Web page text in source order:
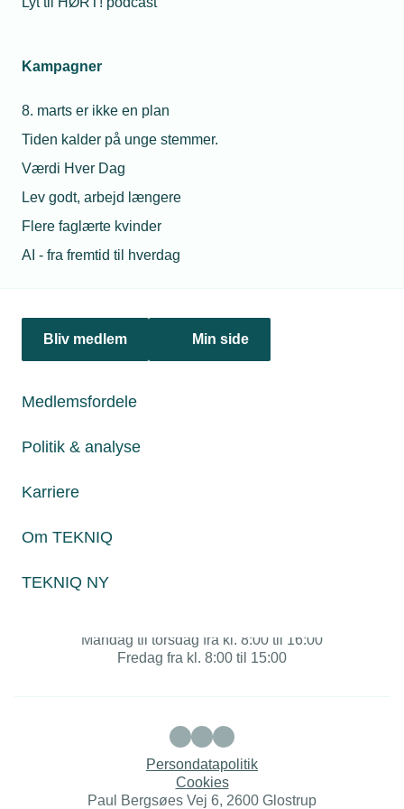
Kampagner
8. marts er ikke en plan
Tiden kalder på unge stemmer.
Værdi Hver Dag
Lev godt, arbejd længere
Flere faglærte kvinder
AI - fra fremtid til hverdag
Bliv medlem Min side
Medlemsfordele
Politik & analyse
Karriere
Om TEKNIQ
TEKNIQ NY
SabetoFlex på vej ud på verdenshavene
Skive-virksomheden tester sit inddækningsmateriale på
bøjer og sømærker hos Søfartsstyrelsen i Danmark og i
Tyskland. I oktober er virksomheden inviteret til Australien
søfartsstyrelser i 93 lande. Et gennembrud til et stort
marked venter.
Mandag til torsdag fra kl. 8:00 til 16:00
Fredag fra kl. 8:00 til 15:00
Persondatapolitik
Cookies
Paul Bergsøes Vej 6, 2600 Glostrup